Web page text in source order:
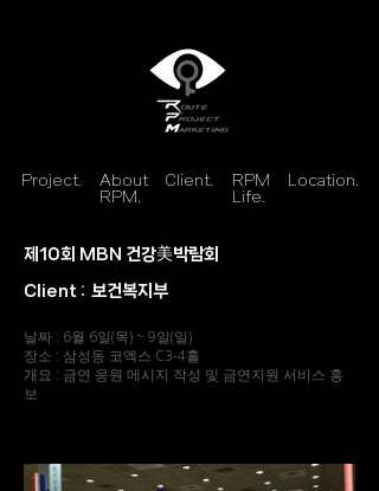
Project.
About
RPM.
Client.
RPM
Life.
Location.
제10회 MBN 건강美박람회
Client : 보건복지부
날짜 : 6월 6일(목) ~ 9일(일)
장소 : 삼성동 코엑스 C3-4홀
개요 : 금연 응원 메시지 작성 및 금연지원 서비스 홍
보